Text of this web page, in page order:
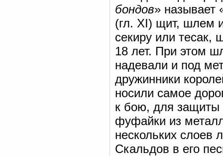
бондов» называет
(гл. XI) щит, шлем
секиру или тесак,
18 лет. При этом
надевали и под
дружинники
носили самое
к бою, для защиты
фуфайки из
нескольких слоев
Скальдов в его